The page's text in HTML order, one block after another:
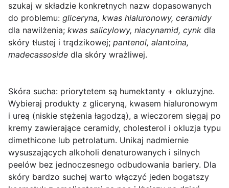
szukaj w składzie konkretnych nazw dopasowanych
do problemu: gliceryna, kwas hialuronowy, ceramidy
dla nawilżenia; kwas salicylowy, niacynamid, cynk dla
skóry tłustej i trądzikowej; pantenol, alantoina,
madecassoside dla skóry wrażliwej.
Skóra sucha: priorytetem są humektanty + okluzyjne.
Wybieraj produkty z gliceryną, kwasem hialuronowym
i ureą (niskie stężenia łagodzą), a wieczorem sięgaj po
kremy zawierające ceramidy, cholesterol i okluzja typu
dimethicone lub petrolatum. Unikaj nadmiernie
wysuszających alkoholi denaturowanych i silnych
peelów bez jednoczesnego odbudowania bariery. Dla
skóry bardzo suchej warto włączyć jeden bogatszy